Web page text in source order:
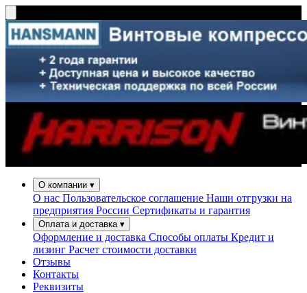
О компании ▾
О нас Пользовательское соглашение Наши отгрузки на
предприятия России Сертификаты и гарантия
Оплата и доставка ▾
Оформление и доставка Способы оплаты Кредит и
лизинг Расчет стоимости доставки
Отзывы
Контакты
Реквизиты